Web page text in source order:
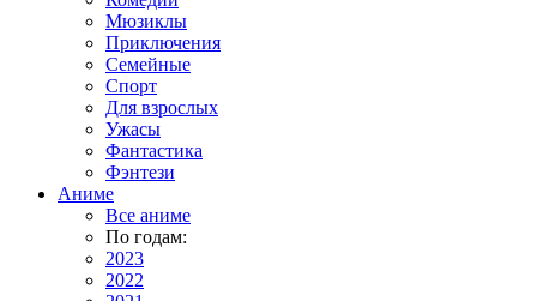
Мюзиклы
Приключения
Семейные
Спорт
Для взрослых
Ужасы
Фантастика
Фэнтези
Аниме
Все аниме
По годам:
2023
2022